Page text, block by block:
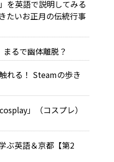
を英語で説明してみる
たいお正月の伝統行事
るで幽体離脱？
れる！ Steamの歩き
」（コスプレ）
ぶ英語＆京都【第2